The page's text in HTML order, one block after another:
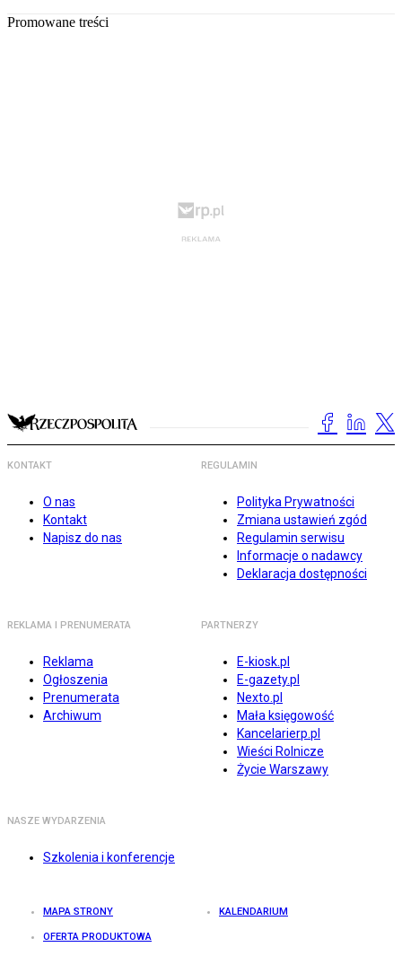
Promowane treści
KONTAKT
O nas
Kontakt
Napisz do nas
REGULAMIN
Polityka Prywatności
Zmiana ustawień zgód
Regulamin serwisu
Informacje o nadawcy
Deklaracja dostępności
REKLAMA I PRENUMERATA
Reklama
Ogłoszenia
Prenumerata
Archiwum
PARTNERZY
E-kiosk.pl
E-gazety.pl
Nexto.pl
Mała księgowość
Kancelarierp.pl
Wieści Rolnicze
Życie Warszawy
NASZE WYDARZENIA
Szkolenia i konferencje
MAPA STRONY KALENDARIUM
OFERTA PRODUKTOWA